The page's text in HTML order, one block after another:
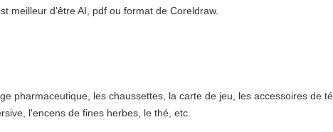
meilleur d'être AI, pdf ou format de Coreldraw.
pharmaceutique, les chaussettes, la carte de jeu, les accessoires de
l'encens de fines herbes, le thé, etc.